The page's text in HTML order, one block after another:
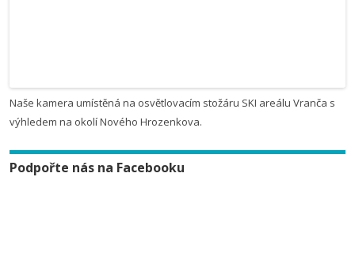
Naše kamera umístěná na osvětlovacím stožáru SKI areálu Vranča s
výhledem na okolí Nového Hrozenkova.
Podpořte nás na Facebooku